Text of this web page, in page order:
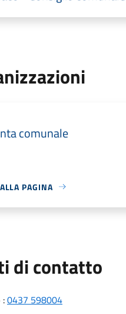
comunale
PAGINA
di contatto
:0437 598004